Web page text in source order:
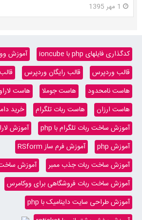
1 مهر 1395
کدگذاری فایلهای php با ioncube آموزش
قالب وردپرس
قالب رایگان وردپرس
هاست نامحدود
هاست جوملا هاست
هاست ارزان
هاست ربات تلگرام
خرید
آموزش ساخت ربات تلگرام با php
آموزش
آموزش php
آموزش فرم ساز RSform
آموزش ساخت ربات جذب ممبر
آموزش ساخت
آموزش ساخت ربات فروشگاهی برای ووکامرس
آموزش طراحی سایت داینامیک با php